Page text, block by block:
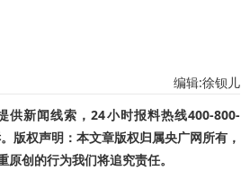
编辑:徐钡儿
供新闻线索，24小时报料热线400-800-
版权声明：本文章版权归属央广网所有，
创的行为我们将追究责任。